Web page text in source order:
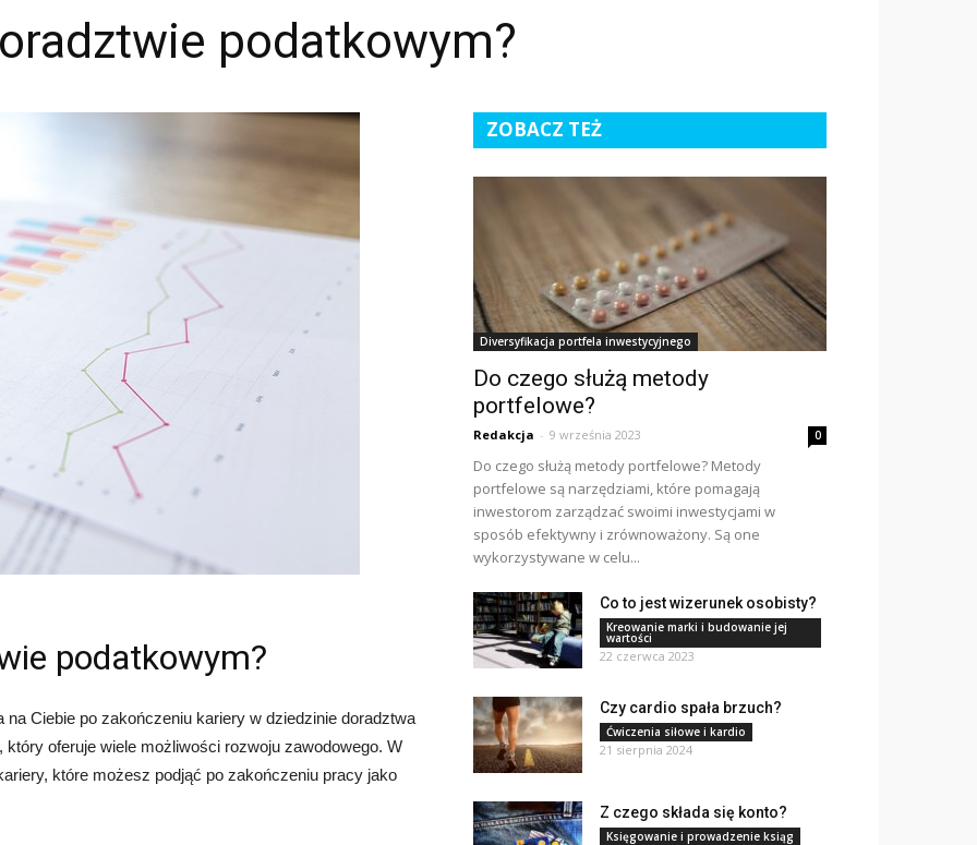
podatkowym?
podatkowym?
Ciebie po zakończeniu kariery w dziedzinie doradztwa
oferuje wiele możliwości rozwoju zawodowego. W
które możesz podjąć po zakończeniu pracy jako
ZOBACZ TEŻ
Diversyfikacja portfela inwestycyjnego
Do czego służą metody
portfelowe?
Redakcja - 9 września 2023 0
Do czego służą metody portfelowe? Metody
portfelowe są narzędziami, które pomagają
inwestorom zarządzać swoimi inwestycjami w
sposób efektywny i zrównoważony. Są one
wykorzystywane w celu...
Co to jest wizerunek osobisty?
Kreowanie marki i budowanie jej
wartości
22 czerwca 2023
Czy cardio spała brzuch?
Ćwiczenia siłowe i kardio
21 sierpnia 2024
Z czego składa się konto?
Księgowanie i prowadzenie ksiąg